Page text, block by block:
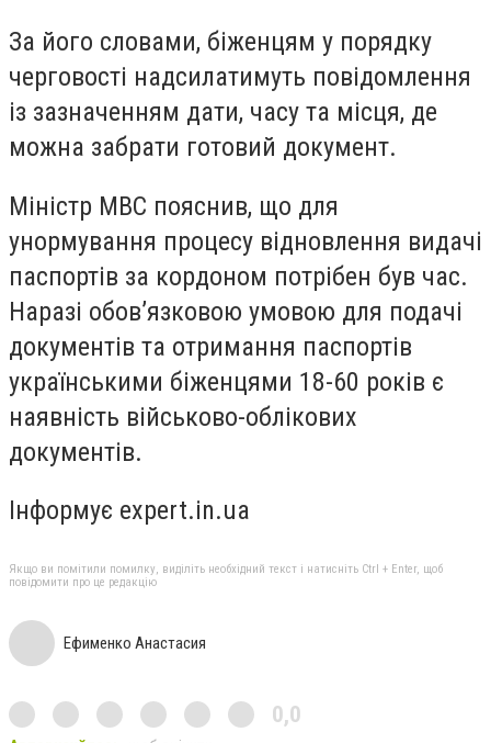
За його словами, біженцям у порядку
черговості надсилатимуть повідомлення
із зазначенням дати, часу та місця, де
можна забрати готовий документ.
Міністр МВС пояснив, що для
унормування процесу відновлення видачі
паспортів за кордоном потрібен був час.
Наразі обов’язковою умовою для подачі
документів та отримання паспортів
українськими біженцями 18-60 років є
наявність військово-облікових
документів.
Інформує expert.in.ua
Якщо ви помітили помилку, виділіть необхідний текст і натисніть Ctrl + Enter, щоб
повідомити про це редакцію
Ефименко Анастасия
0,0